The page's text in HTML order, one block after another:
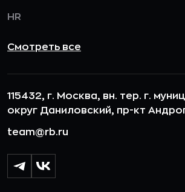
HR
Смотреть все
115432, г. Москва, вн. тер. г.
округ Даниловский, пр-кт
team@rb.ru